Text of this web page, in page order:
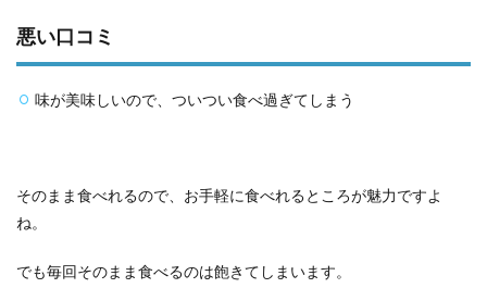
悪い口コミ
味が美味しいので、ついつい食べ過ぎてしまう
そのまま食べれるので、お手軽に食べれるところが魅力ですよ
ね。
でも毎回そのまま食べるのは飽きてしまいます。